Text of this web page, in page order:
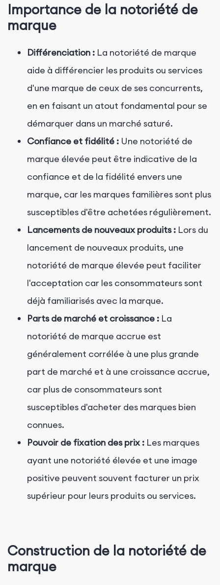
Importance de la notoriété de
marque
Différenciation : La notoriété de marque
aide à différencier les produits ou services
d'une marque de ceux de ses concurrents,
en en faisant un atout fondamental pour se
démarquer dans un marché saturé.
Confiance et fidélité : Une notoriété de
marque élevée peut être indicative de la
confiance et de la fidélité envers une
marque, car les marques familières sont plus
susceptibles d'être achetées régulièrement.
Lancements de nouveaux produits : Lors du
lancement de nouveaux produits, une
notoriété de marque élevée peut faciliter
l'acceptation car les consommateurs sont
déjà familiarisés avec la marque.
Parts de marché et croissance : La
notoriété de marque accrue est
généralement corrélée à une plus grande
part de marché et à une croissance accrue,
car plus de consommateurs sont
susceptibles d'acheter des marques bien
connues.
Pouvoir de fixation des prix : Les marques
ayant une notoriété élevée et une image
positive peuvent souvent facturer un prix
supérieur pour leurs produits ou services.
Construction de la notoriété de
marque